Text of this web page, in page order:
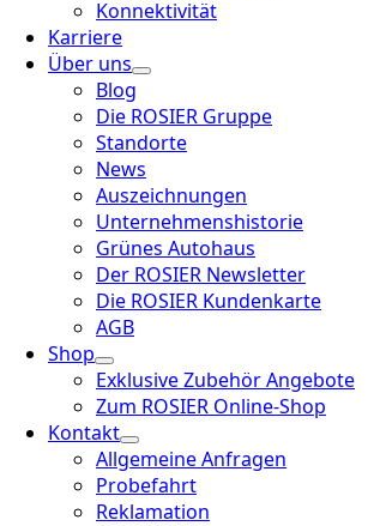
Konnektivität
Karriere
Über uns
Blog
Die ROSIER Gruppe
Standorte
News
Auszeichnungen
Unternehmenshistorie
Grünes Autohaus
Der ROSIER Newsletter
Die ROSIER Kundenkarte
AGB
Shop
Exklusive Zubehör Angebote
Zum ROSIER Online-Shop
Kontakt
Allgemeine Anfragen
Probefahrt
Reklamation